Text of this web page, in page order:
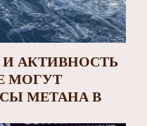
АКТИВНОСТЬ
МОГУТ
МЕТАНА В